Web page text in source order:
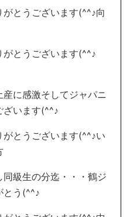
とうございます(^^♪向
とうございます(^^♪
に感激そしてジャパニ
ざいます(^^♪
とうございます(^^♪い
級生の分迄・・・鶴ジ
とう(^^♪